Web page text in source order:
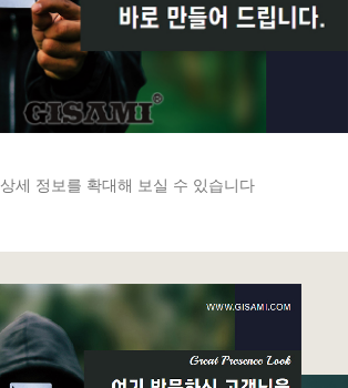
상세 정보를 확대해 보실 수 있습니다